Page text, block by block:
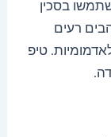
בסכין
להבים רעים
טיפ